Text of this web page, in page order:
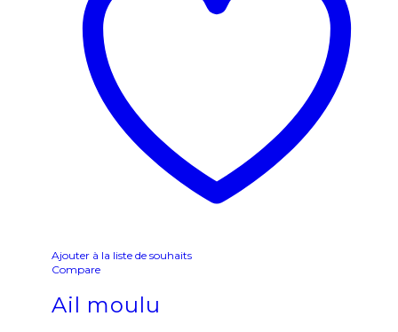
Ajouter à la liste de souhaits
Compare
Ail moulu